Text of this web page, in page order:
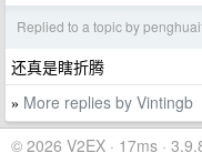
Replied to a topic by
还真是瞎折腾
» More replies by Vintingb
© 2026 V2EX · 17ms ·